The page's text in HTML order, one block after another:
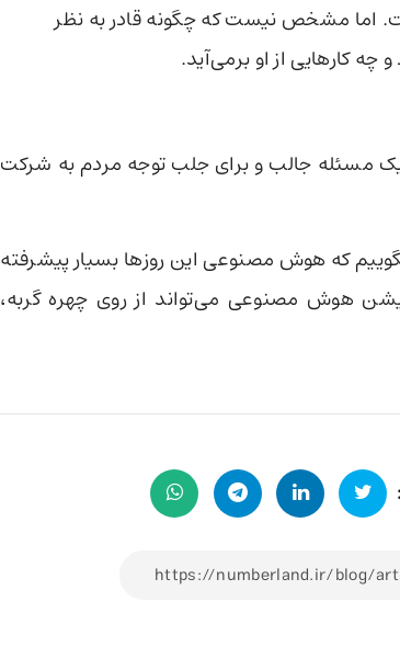
اما مشخص نیست که چگونه قادر به نظر
کارهایی از او برمی‌آید.
مسئله جالب و برای جلب توجه مردم به شرکت
که هوش مصنوعی این روزها بسیار پیشرفته
هوش مصنوعی می‌تواند از روی چهره گربه،